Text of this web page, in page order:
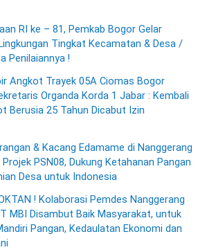
RI ke – 81, Pemkab Bogor Gelar
Tingkat Kecamatan & Desa /
Penilaiannya !
Angkot Trayek 05A Ciomas Bogor
Organda Korda 1 Jabar : Kembali
Berusia 25 Tahun Dicabut Izin
& Kacang Edamame di Nanggerang
PSN08, Dukung Ketahanan Pangan
Desa untuk Indonesia
! Kolaborasi Pemdes Nanggerang
MBI Disambut Baik Masyarakat, untuk
Pangan, Kedaulatan Ekonomi dan